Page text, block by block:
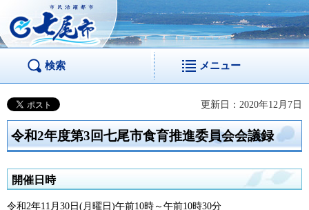
市民活躍都市 七尾
市
検索 メニュー
更新日：2020年12月7日
令和2年度第3回七尾市食育推進委員会会議録
開催日時
令和2年11月30日(月曜日)午前10時～午前10時30分